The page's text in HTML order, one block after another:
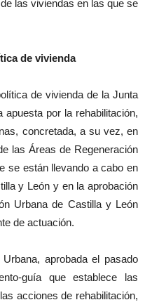
las viviendas en las que se
de vivienda
de vivienda de la Junta
por la rehabilitación,
concretada, a su vez, en
las Áreas de Regeneración
se están llevando a cabo en
y León y en la aprobación
Urbana de Castilla y León
de actuación.
aprobada el pasado
guía que establece las
acciones de rehabilitación,